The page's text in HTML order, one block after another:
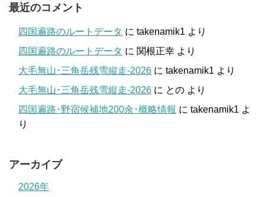
最近のコメント
四国遍路のルートデータ に takenamik1 より
四国遍路のルートデータ に 関根正幸 より
大毛無山･三角岳残雪縦走-2026 に takenamik1 より
大毛無山･三角岳残雪縦走-2026 に との より
四国遍路･野宿候補地200余･概略情報 に takenamik1 よ
り
アーカイブ
2026年